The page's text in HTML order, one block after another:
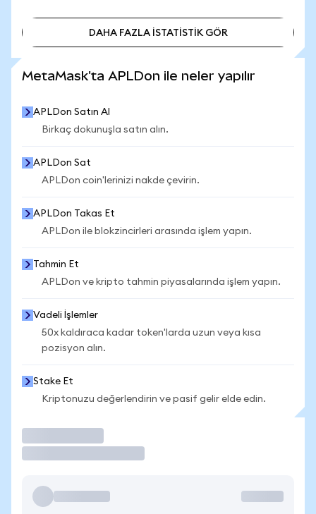
DAHA FAZLA İSTATİSTİK GÖR
MetaMask'ta APLDon ile neler yapılır
APLDon Satın Al
Birkaç dokunuşla satın alın.
APLDon Sat
APLDon coin'lerinizi nakde çevirin.
APLDon Takas Et
APLDon ile blokzincirleri arasında işlem yapın.
Tahmin Et
APLDon ve kripto tahmin piyasalarında işlem yapın.
Vadeli İşlemler
50x kaldıraca kadar token'larda uzun veya kısa
pozisyon alın.
Stake Et
Kriptonuzu değerlendirin ve pasif gelir elde edin.